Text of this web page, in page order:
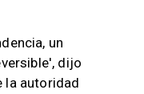
un
dijo
la autoridad